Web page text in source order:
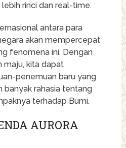
rinci dan real-time.
antara para
akan mempercepat
fenomena ini. Dengan
maju, kita dapat
penemuan baru yang
banyak rahasia tentang
terhadap Bumi.
AURORA